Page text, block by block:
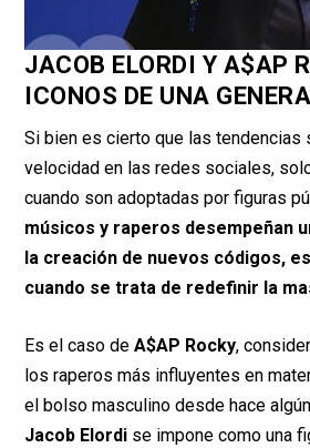
JACOB ELORDI Y A$AP
ICONOS DE UNA
Si bien es cierto que las tendencias
velocidad en las redes sociales,
cuando son adoptadas por figuras
músicos y raperos desempeñan
la creación de nuevos códigos,
cuando se trata de redefinir la
Es el caso deA$AP Rocky,
los raperos más influyentes en
el bolso masculino desde hace
Jacob Elordi se impone como una